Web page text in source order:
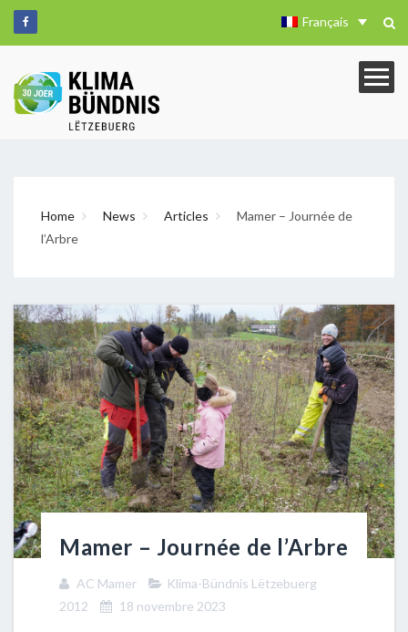
Français
Home News Articles
Mamer – Journée de
l’Arbre
Mamer – Journée de l’Arbre
AC Mamer
Klima-Bündnis Lëtzebuerg
2012
18 novembre 2023